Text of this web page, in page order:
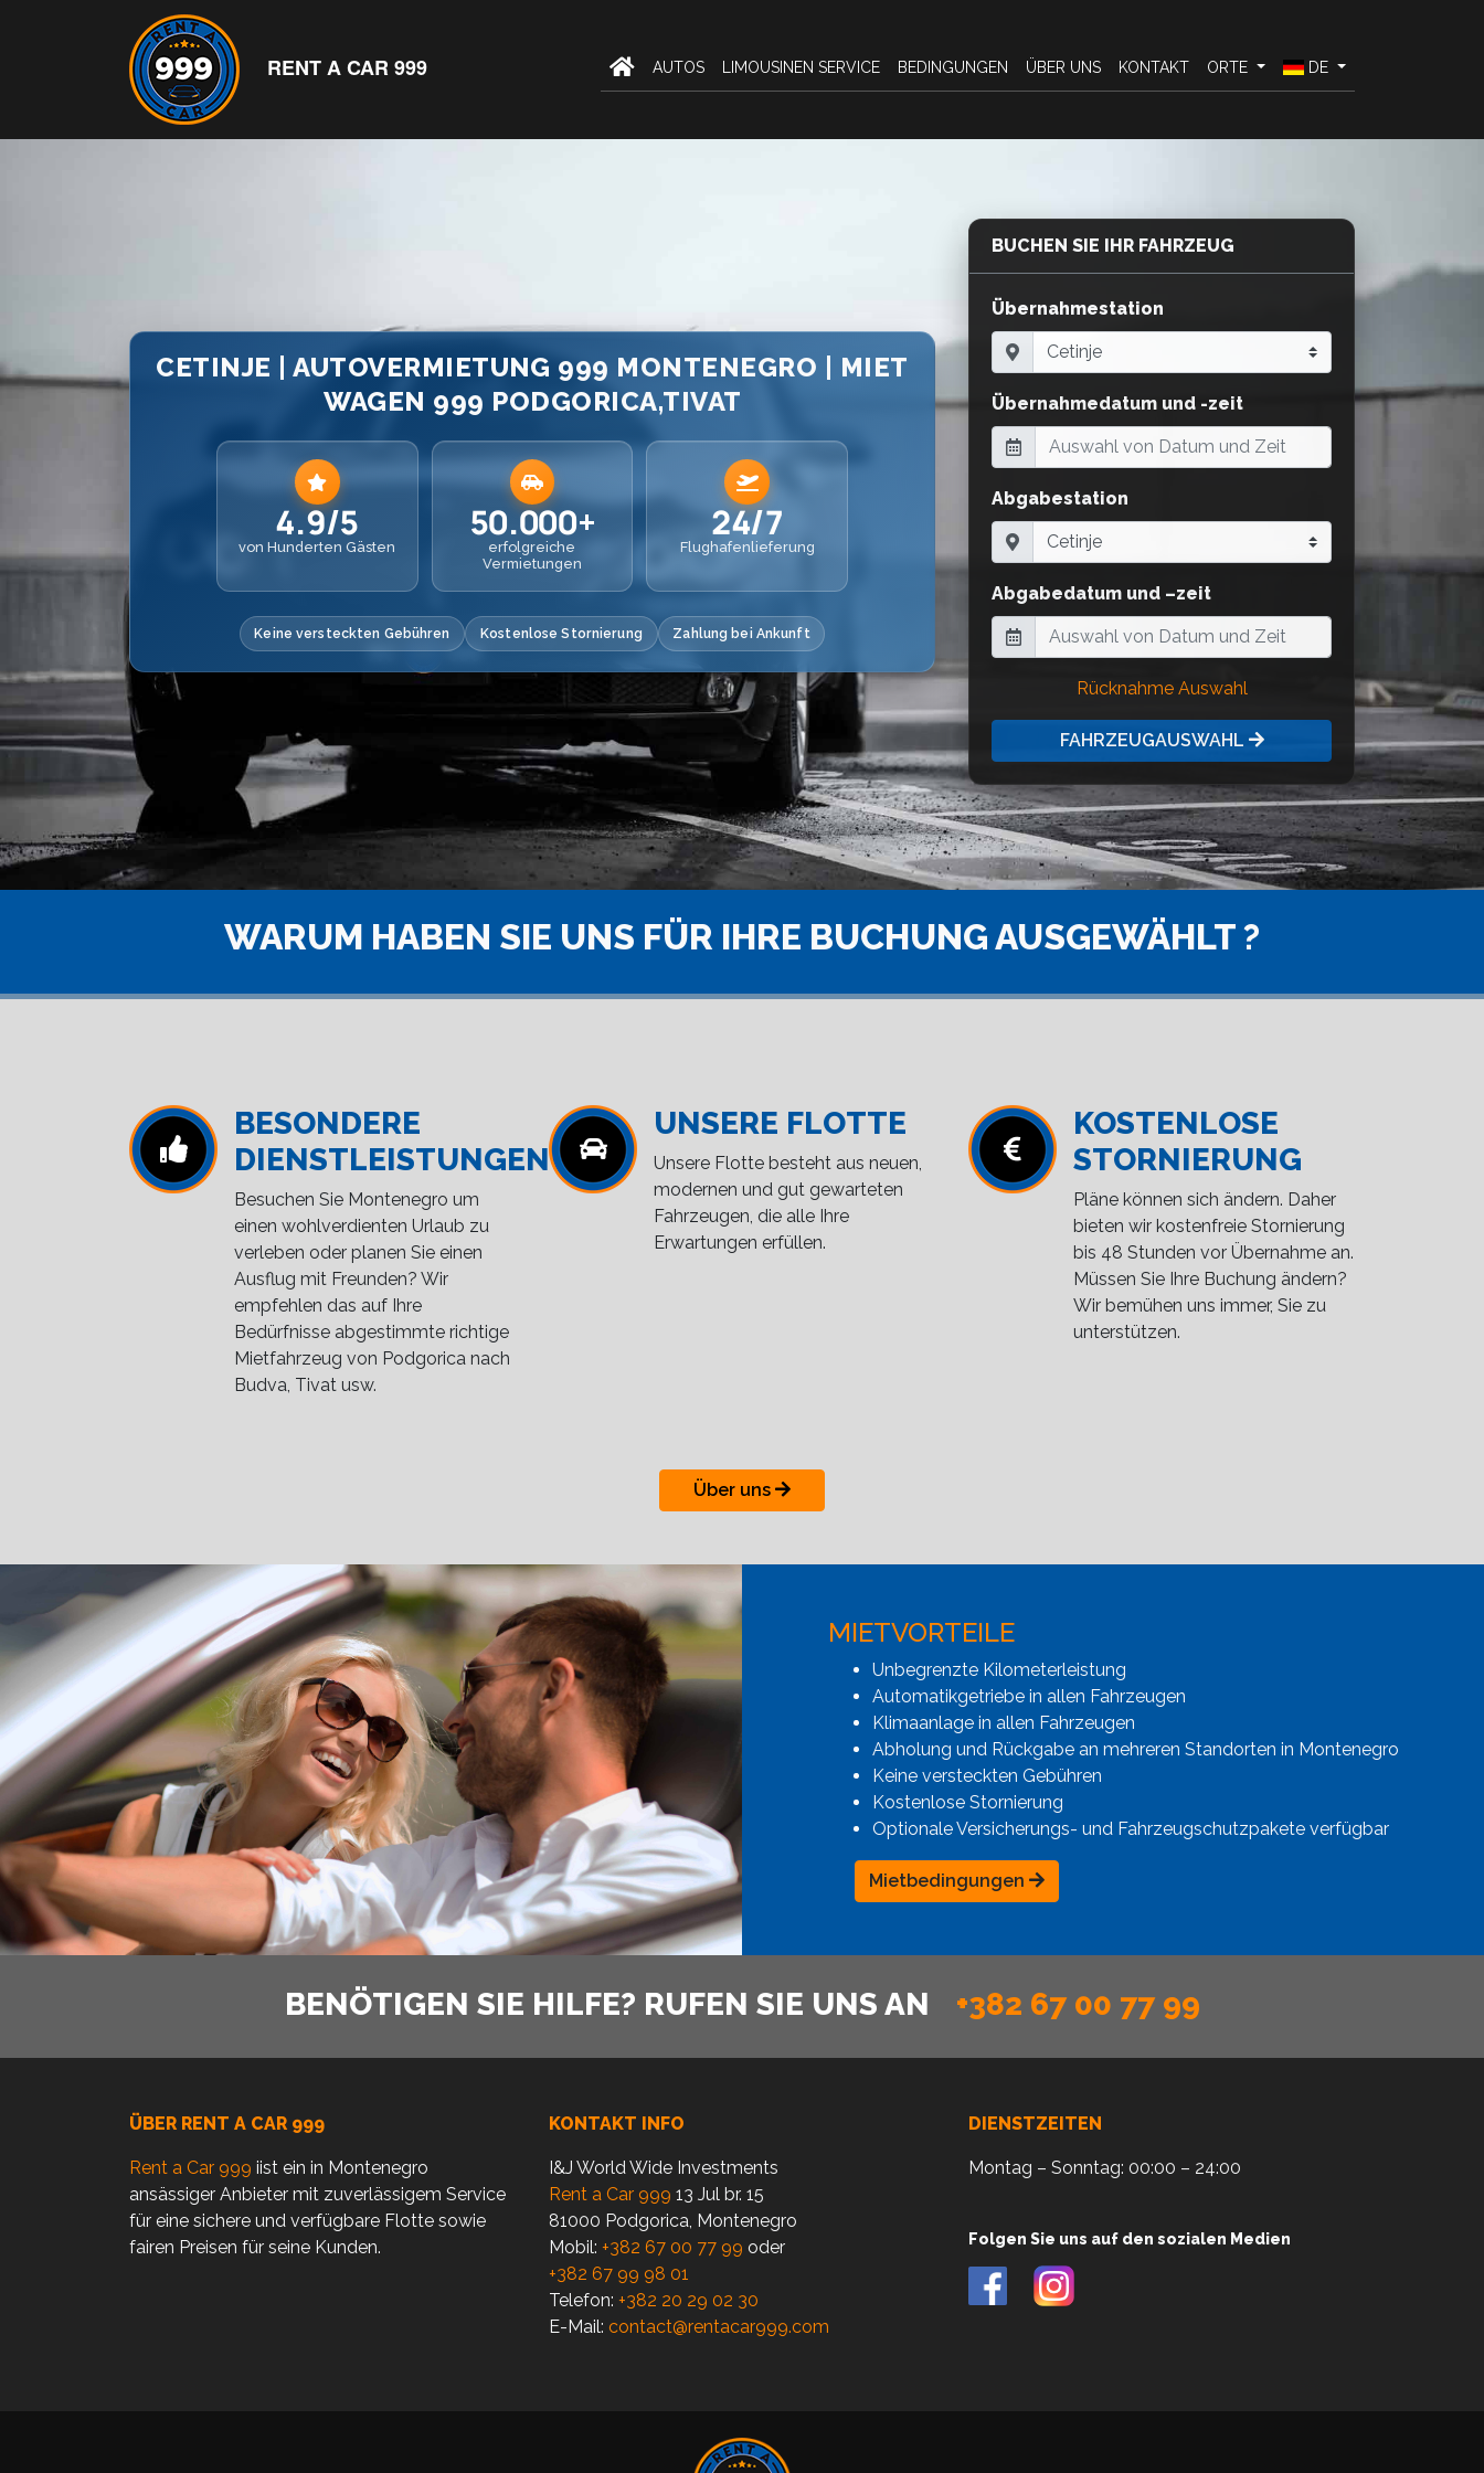
RENT A CAR 999 AUTOS LIMOUSINEN SERVICE BEDINGUNGEN ÜBER UNS KONTAKT ORTE DE
CETINJE | AUTOVERMIETUNG 999 MONTENEGRO | MIET
WAGEN 999 PODGORICA,TIVAT
4.9/5
von Hunderten Gästen
50.000+
erfolgreiche
Vermietungen
24/7
Flughafenlieferung
Keine versteckten Gebühren Kostenlose Stornierung Zahlung bei Ankunft
BUCHEN SIE IHR FAHRZEUG
Übernahmestation
Übernahmedatum und -zeit
Abgabestation
Abgabedatum und –zeit
Rücknahme Auswahl
FAHRZEUGAUSWAHL
WARUM HABEN SIE UNS FÜR IHRE BUCHUNG AUSGEWÄHLT ?
BESONDERE
DIENSTLEISTUNGEN
Besuchen Sie Montenegro um
einen wohlverdienten Urlaub zu
verleben oder planen Sie einen
Ausflug mit Freunden? Wir
empfehlen das auf Ihre
Bedürfnisse abgestimmte richtige
Mietfahrzeug von Podgorica nach
Budva, Tivat usw.
UNSERE FLOTTE
Unsere Flotte besteht aus neuen,
modernen und gut gewarteten
Fahrzeugen, die alle Ihre
Erwartungen erfüllen.
KOSTENLOSE
STORNIERUNG
Pläne können sich ändern. Daher
bieten wir kostenfreie Stornierung
bis 48 Stunden vor Übernahme an.
Müssen Sie Ihre Buchung ändern?
Wir bemühen uns immer, Sie zu
unterstützen.
Über uns
MIETVORTEILE
Unbegrenzte Kilometerleistung
Automatikgetriebe in allen Fahrzeugen
Klimaanlage in allen Fahrzeugen
Abholung und Rückgabe an mehreren Standorten in Montenegro
Keine versteckten Gebühren
Kostenlose Stornierung
Optionale Versicherungs- und Fahrzeugschutzpakete verfügbar
Mietbedingungen
BENÖTIGEN SIE HILFE? RUFEN SIE UNS AN +382 67 00 77 99
ÜBER RENT A CAR 999
Rent a Car 999 iist ein in Montenegro
ansässiger Anbieter mit zuverlässigem Service
für eine sichere und verfügbare Flotte sowie
fairen Preisen für seine Kunden.
KONTAKT INFO
I&J World Wide Investments
Rent a Car 999 13 Jul br. 15
81000 Podgorica, Montenegro
Mobil: +382 67 00 77 99 oder
+382 67 99 98 01
Telefon: +382 20 29 02 30
E-Mail: contact@rentacar999.com
DIENSTZEITEN
Montag – Sonntag: 00:00 – 24:00
Folgen Sie uns auf den sozialen Medien